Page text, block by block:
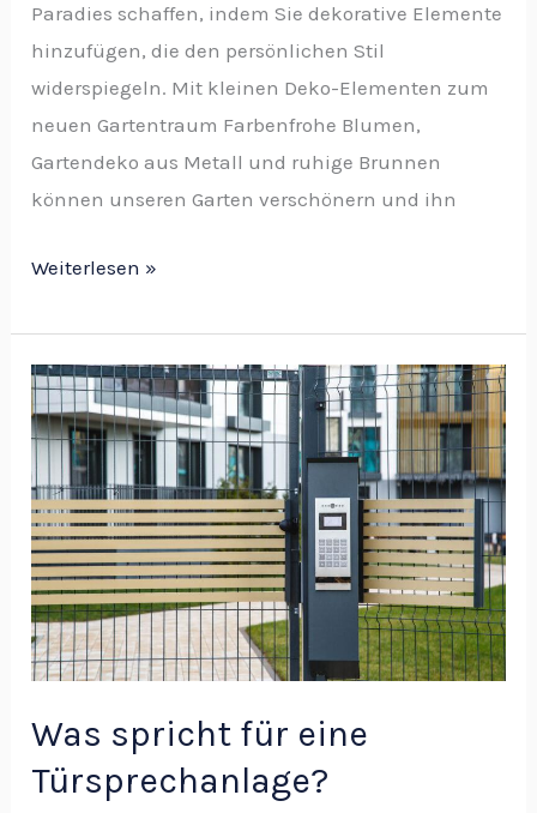
Paradies schaffen, indem Sie dekorative Elemente
hinzufügen, die den persönlichen Stil
widerspiegeln. Mit kleinen Deko-Elementen zum
neuen Gartentraum Farbenfrohe Blumen,
Gartendeko aus Metall und ruhige Brunnen
können unseren Garten verschönern und ihn
Weiterlesen »
Was spricht für eine
Türsprechanlage?
Was
spricht
für
eine
Türsprechanlage?